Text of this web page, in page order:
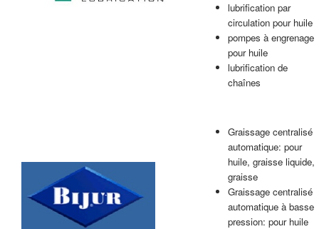
lubrification par
circulation pour huile
pompes à engrenage
pour huile
lubrification de
chaînes
Graissage centralisé
automatique: pour
huile, graisse liquide,
graisse
Graissage centralisé
automatique à basse
pression: pour huile